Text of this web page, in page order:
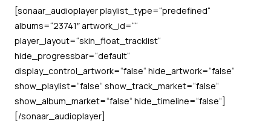
[sonaar_audioplayer playlist_type=“predefined“
albums=“23741″ artwork_id=““
player_layout=“skin_float_tracklist“
hide_progressbar=“default“
display_control_artwork=“false“ hide_artwork=“false“
show_playlist=“false“ show_track_market=“false“
show_album_market=“false“ hide_timeline=“false“]
[/sonaar_audioplayer]